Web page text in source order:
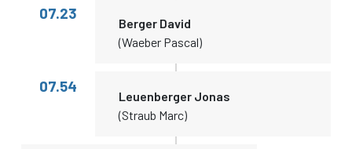
07.23
Berger David
(Waeber Pascal)
07.54
Leuenberger Jonas
(Straub Marc)